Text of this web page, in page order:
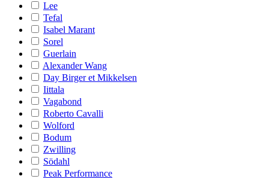
Lee
Tefal
Isabel Marant
Sorel
Guerlain
Alexander Wang
Day Birger et Mikkelsen
Iittala
Vagabond
Roberto Cavalli
Wolford
Bodum
Zwilling
Södahl
Peak Performance